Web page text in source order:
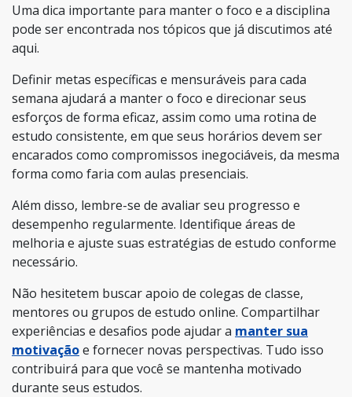
Uma dica importante para manter o foco e a disciplina
pode ser encontrada nos tópicos que já discutimos até
aqui.
Definir metas específicas e mensuráveis para cada
semana ajudará a manter o foco e direcionar seus
esforços de forma eficaz, assim como uma rotina de
estudo consistente, em que seus horários devem ser
encarados como compromissos inegociáveis, da mesma
forma como faria com aulas presenciais.
Além disso, lembre-se de avaliar seu progresso e
desempenho regularmente. Identifique áreas de
melhoria e ajuste suas estratégias de estudo conforme
necessário.
Não hesitetem buscar apoio de colegas de classe,
mentores ou grupos de estudo online. Compartilhar
experiências e desafios pode ajudar a manter sua
motivaçãoe fornecer novas perspectivas. Tudo isso
contribuirá para que você se mantenha motivado
durante seus estudos.